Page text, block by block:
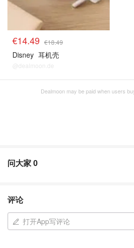
€14.49 €18.49
Disney 耳机壳
@dealmoon.de
Dealmoon may be paid when users
问大家0
评论
打开App写评论